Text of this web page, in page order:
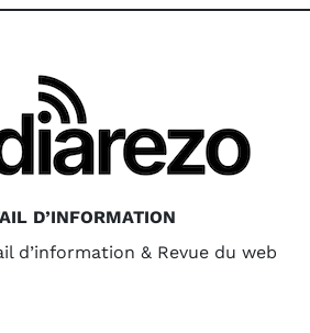
D’INFORMATION
d’information & Revue du web